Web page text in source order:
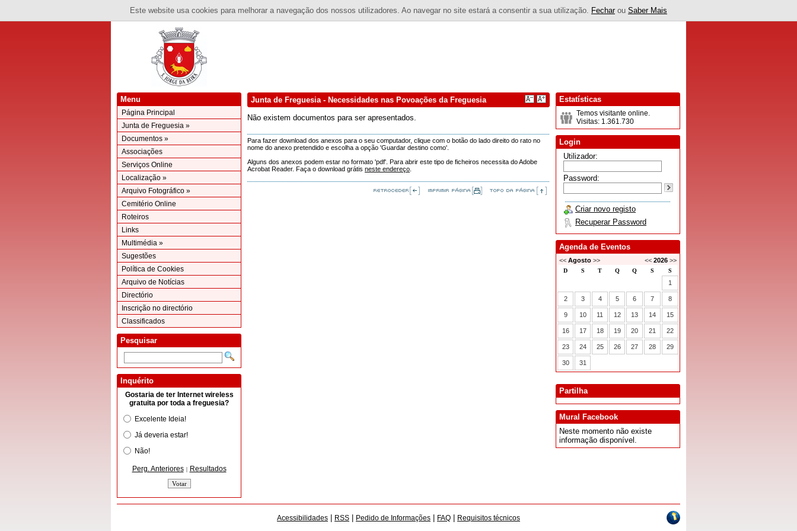
Este website usa cookies para melhorar a navegação dos nossos utilizadores. Ao navegar no site estará a consentir a sua utilização. Fecharou Saber Mais
Menu
Página Principal
Junta de Freguesia »
Documentos »
Associações
Serviços Online
Localização »
Arquivo Fotográfico »
Cemitério Online
Roteiros
Links
Multimédia »
Sugestões
Política de Cookies
Arquivo de Notícias
Directório
Inscrição no directório
Classificados
Pesquisar
Inquérito
Gostaria de ter Internet wireless
gratuita por toda a freguesia?
Excelente Ideia!
Já deveria estar!
Não!
Perg. Anteriores | Resultados
Junta de Freguesia - Necessidades nas Povoações da Freguesia
Não existem documentos para ser apresentados.
Para fazer download dos anexos para o seu computador, clique com o botão do lado direito do rato no
nome do anexo pretendido e escolha a opção 'Guardar destino como'.
Alguns dos anexos podem estar no formato 'pdf'. Para abrir este tipo de ficheiros necessita do Adobe
Acrobat Reader. Faça o download grátis neste endereço
Estatísticas
Temos visitante online.
Visitas: 1.361.730
Login
Utilizador:
Password:
Criar novo registo
Recuperar Password
Agenda de Eventos
Partilha
Mural Facebook
Neste momento não existe
informação disponível.
Acessibilidades RSS Pedido de Informações FAQ Requisitos técnicos